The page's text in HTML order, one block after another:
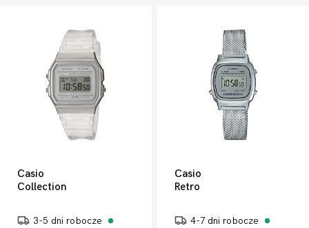
Casio
Collection
3-5 dni robocze
Casio
Retro
4-7 dni robocze